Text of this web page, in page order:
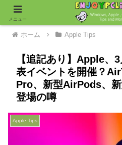
ホーム Apple Tips
【追記あり】Apple、
表イベントを開催？
Pro、新型AirPods、
登場の噂
Apple Tips
メニュー